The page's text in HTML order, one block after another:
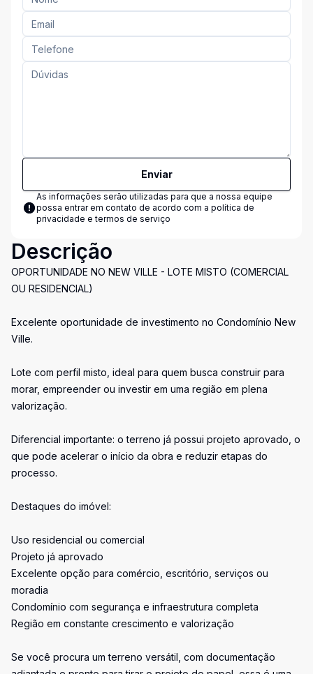
Enviar
As informações serão utilizadas para que a nossa equipe
possa entrar em contato de acordo com a política de
privacidade e termos de serviço
Descrição
OPORTUNIDADE NO NEW VILLE - LOTE MISTO (COMERCIAL
OU RESIDENCIAL)
Excelente oportunidade de investimento no Condomínio New
Ville.
Lote com perfil misto, ideal para quem busca construir para
morar, empreender ou investir em uma região em plena
valorização.
Diferencial importante: o terreno já possui projeto aprovado, o
que pode acelerar o início da obra e reduzir etapas do
processo.
Destaques do imóvel:
Uso residencial ou comercial
Projeto já aprovado
Excelente opção para comércio, escritório, serviços ou
moradia
Condomínio com segurança e infraestrutura completa
Região em constante crescimento e valorização
Se você procura um terreno versátil, com documentação